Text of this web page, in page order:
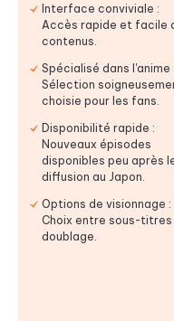
Interface conviviale :
Accès rapide et facile
contenus.
Spécialisé dans l'anime :
Sélection
choisie pour les fans.
Disponibilité rapide :
Nouveaux épisodes
disponibles peu après
diffusion au Japon.
Options de visionnage :
Choix entre sous-
doublage.